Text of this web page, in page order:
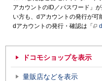
アカウントのID／パスワード」
い方も、dアカウントの発行が可
dアカウントの発行・確認は「
ドコモショップを表示
量販店などを表示